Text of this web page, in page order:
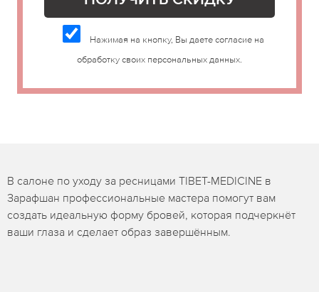
Нажимая на кнопку, Вы даете согласие на
обработку своих персональных данных.
В салоне по уходу за ресницами TIBET-MEDICINE в
Зарафшан профессиональные мастера помогут вам
создать идеальную форму бровей, которая подчеркнёт
ваши глаза и сделает образ завершённым.